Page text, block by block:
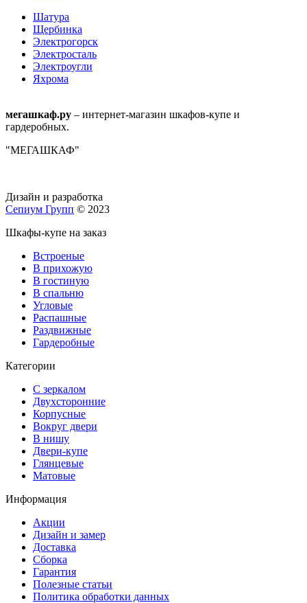
Шатура
Щербинка
Электрогорск
Электросталь
Электроугли
Яхрома
мегашкаф.ру – интернет-магазин шкафов-купе и
гардеробных.
"МЕГАШКАФ"
Дизайн и разработка
Сепиум Групп © 2023
Шкафы-купе на заказ
Встроеные
В прихожую
В гостиную
В спальню
Угловые
Распашные
Раздвижные
Гардеробные
Категории
С зеркалом
Двухсторонние
Корпусные
Вокруг двери
В нишу
Двери-купе
Глянцевые
Матовые
Информация
Акции
Дизайн и замер
Доставка
Сборка
Гарантия
Полезные статьи
Политика обработки данных